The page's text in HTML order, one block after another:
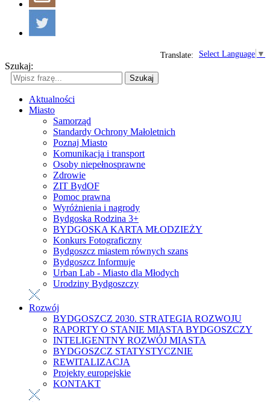
Select Language ▼
Translate:
Szukaj:
Szukaj
Aktualności
Miasto
Samorząd
Standardy Ochrony Małoletnich
Poznaj Miasto
Komunikacja i transport
Osoby niepełnosprawne
Zdrowie
ZIT BydOF
Pomoc prawna
Wyróżnienia i nagrody
Bydgoska Rodzina 3+
BYDGOSKA KARTA MŁODZIEŻY
Konkurs Fotograficzny
Bydgoszcz miastem równych szans
Bydgoszcz Informuje
Urban Lab - Miasto dla Młodych
Urodziny Bydgoszczy
Rozwój
BYDGOSZCZ 2030. STRATEGIA ROZWOJU
RAPORTY O STANIE MIASTA BYDGOSZCZY
INTELIGENTNY ROZWÓJ MIASTA
BYDGOSZCZ STATYSTYCZNIE
REWITALIZACJA
Projekty europejskie
KONTAKT